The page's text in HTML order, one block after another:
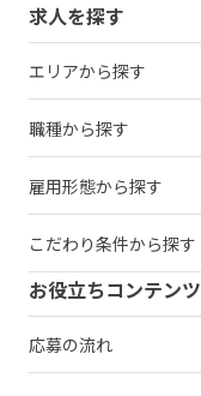
求人を探す
エリアから探す
職種から探す
雇用形態から探す
こだわり条件から探す
お役立ちコンテンツ
応募の流れ